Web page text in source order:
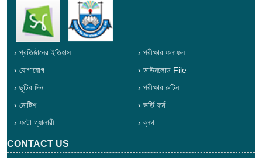
› প্রতিষ্ঠানের ইতিহাস
› যোগাযোগ
› ছুটির দিন
› নোটিশ
› ফটো গ্যালারী
› পরীক্ষার ফলাফল
› ডাউনলোড File
› পরীক্ষার রুটিন
› ভর্তি ফর্ম
› ব্লগ
CONTACT US